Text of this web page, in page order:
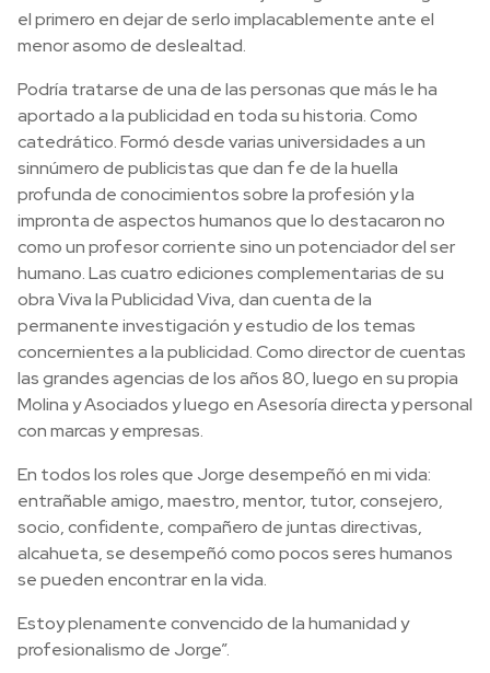
el primero en dejar de serlo implacablemente ante el
menor asomo de deslealtad.
Podría tratarse de una de las personas que más le ha
aportado a la publicidad en toda su historia. Como
catedrático. Formó desde varias universidades a un
sinnúmero de publicistas que dan fe de la huella
profunda de conocimientos sobre la profesión y la
impronta de aspectos humanos que lo destacaron no
como un profesor corriente sino un potenciador del ser
humano. Las cuatro ediciones complementarias de su
obra Viva la Publicidad Viva, dan cuenta de la
permanente investigación y estudio de los temas
concernientes a la publicidad. Como director de cuentas
las grandes agencias de los años 80, luego en su propia
Molina y Asociados y luego en Asesoría directa y personal
con marcas y empresas.
En todos los roles que Jorge desempeñó en mi vida:
entrañable amigo, maestro, mentor, tutor, consejero,
socio, confidente, compañero de juntas directivas,
alcahueta, se desempeñó como pocos seres humanos
se pueden encontrar en la vida.
Estoy plenamente convencido de la humanidad y
profesionalismo de Jorge”.